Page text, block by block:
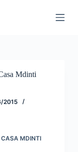
Mdinti
2015
CASA MDINTI